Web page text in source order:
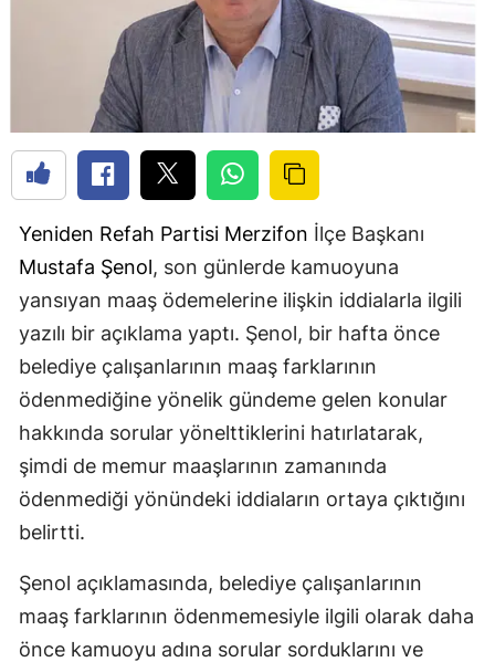
Yeniden Refah Partisi Merzifon İlçe Başkanı
Mustafa Şenol, son günlerde kamuoyuna
yansıyan maaş ödemelerine ilişkin iddialarla ilgili
yazılı bir açıklama yaptı. Şenol, bir hafta önce
belediye çalışanlarının maaş farklarının
ödenmediğine yönelik gündeme gelen konular
hakkında sorular yönelttiklerini hatırlatarak,
şimdi de memur maaşlarının zamanında
ödenmediği yönündeki iddiaların ortaya çıktığını
belirtti.
Şenol açıklamasında, belediye çalışanlarının
maaş farklarının ödenmemesiyle ilgili olarak daha
önce kamuoyu adına sorular sorduklarını ve